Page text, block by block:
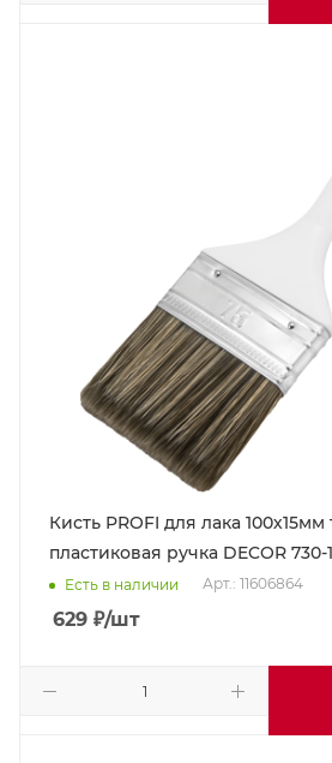
Кисть PROFI для лака
пластиковая ручка DECOR 730-
Есть в наличии Арт.: 11606864
629 ₽/шт